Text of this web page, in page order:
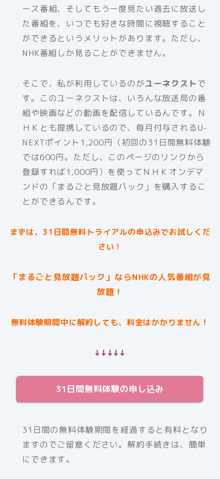
ース番組、そしてもう一度見たい過去に放送し
た番組を、いつでも好きな時間に視聴すること
ができるというメリットがあります。ただし、
NHK番組しか見ることができません。
そこで、私が利用しているのがユーネクストで
す。このユーネクストは、いろんな放送局の番
組や映画などの動画を配信しているんです。Ｎ
ＨＫとも提携しているので、毎月付与されるU-
NEXTポイント1,200円（初回の31日間無料体験
では600円。ただし、このページのリンクから
登録すれば1,000円）を使ってＮＨＫオンデマ
ンドの「まるごと見放題パック」を購入するこ
とができるんです。
まずは、31日間無料トライアルの申込みでお試しくだ
さい！
「まるごと見放題パック」ならNHKの人気番組が見
放題！
無料体験期間中に解約しても、料金はかかりません！
↓↓↓↓↓
31日間無料体験の申し込み
31日間の無料体験期間を経過すると有料となり
ますのでご留意ください。解約手続きは、簡単
にできます。